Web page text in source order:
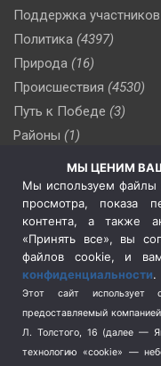
Поддержка
Политика (4397)
Природа (16)
Происшествия (4530)
Путь к Победе (3)
Районы (1)
(510)
Сельское хозяйство (3)
Социальная политика
Спецоперация в Украине
Спецоперация на
Спорт (740)
Терроризм (1)
Транспорт (262)
МЫ ЦЕНИМ
Мы используем файлы
просмотра, показа
контента, а также
«Принять все», вы
файлов cookie, и
конфиденциальности.
Этот сайт использует
предоставляемый
Л. Толстого, 16 (далее —
технологию «cookie» —